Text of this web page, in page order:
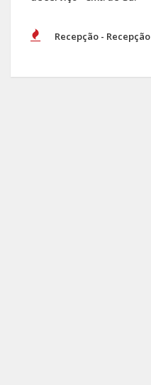
Recepção - Recepção